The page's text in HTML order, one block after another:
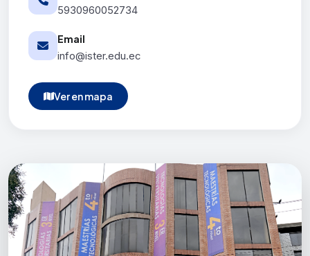
5930960052734
Email
info@ister.edu.ec
Ver en mapa